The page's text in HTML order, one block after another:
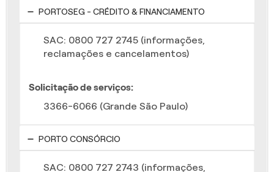
PORTOSEG - CRÉDITO & FINANCIAMENTO
SAC: 0800 727 2745 (informações,
reclamações e cancelamentos)
Solicitação de serviços:
3366-6066 (Grande São Paulo)
PORTO CONSÓRCIO
SAC: 0800 727 2743 (informações,